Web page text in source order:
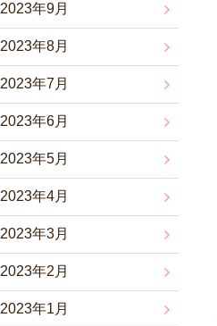
2023年9月
2023年8月
2023年7月
2023年6月
2023年5月
2023年4月
2023年3月
2023年2月
2023年1月